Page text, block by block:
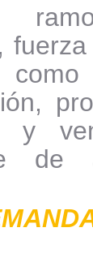
como
y
de